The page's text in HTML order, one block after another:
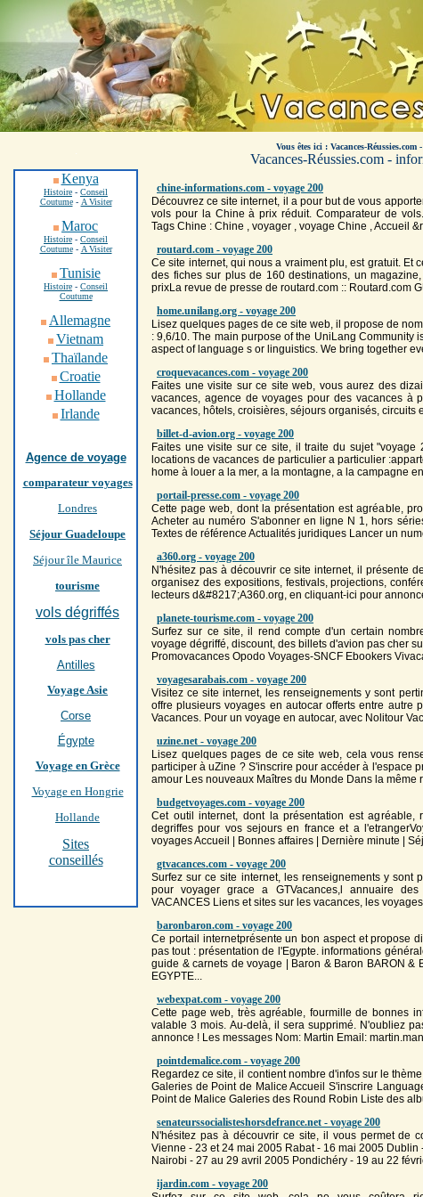
.
Kenya
Histoire - Conseil
Coutume - A Visiter
Maroc
Histoire - Conseil
Coutume- A Visiter
Tunisie
Histoire - Conseil
Coutume
Allemagne
Vietnam
Thaïlande
Croatie
Hollande
Irlande
Agence de voyage
comparateur voyages
Londres
Séjour Guadeloupe
Séjour île Maurice
tourisme
vols dégriffés
vols pas cher
Antilles
Voyage Asie
Corse
Égypte
Voyage en Grèce
Voyage en Hongrie
Hollande
Sites
conseillés
Vous êtes ici : Vacances-
Vacances-Réussies.com -
chine-informations.com - voyage 200
Découvrez ce site internet, il a pour but de vous
vols pour la Chine à prix réduit. Comparateur de
Tags Chine : Chine , voyager , voyage Chine , Accueil
routard.com - voyage 200
Ce site internet, qui nous a vraiment plu, est gratuit. Et
des fiches sur plus de 160 destinations, un
prixLa revue de presse de routard.com :: Routard.com
home.unilang.org - voyage 200
Lisez quelques pages de ce site web, il propose de
: 9,6/10. The main purpose of the UniLang Community
aspect of language s or linguistics. We bring together
croquevacances.com - voyage 200
Faites une visite sur ce site web, vous aurez des
vacances, agence devoyages pour des vacances à
vacances, hôtels, croisières, séjours organisés, circuits
billet-d-avion.org - voyage 200
Faites une visite sur ce site, il traite du sujet "voyage
locations de vacances de particulier a particulier
home à louer a la mer, a la montagne, a la campagne
portail-presse.com - voyage 200
Cette page web, dont la présentation est agréable,
Acheter au numéro S'abonner en ligne N 1, hors
Textes de référence Actualités juridiques Lancer un
a360.org - voyage 200
N'hésitez pas à découvrir ce site internet, il présente
organisez des expositions, festivals, projections,
lecteurs d&#8217;A360.org, en cliquant-ici pour
planete-tourisme.com - voyage 200
Surfez sur ce site, il rend compte d'un certain
voyage dégriffé, discount, des billets d'avion pas cher
Promovacances Opodo Voyages-SNCF Ebookers
voyagesarabais.com - voyage 200
Visitez ce site internet, les renseignements y sont
offre plusieursvoyages en autocar offerts entre autre
Vacances. Pour un voyage en autocar, avec Nolitour
uzine.net - voyage 200
Lisez quelques pages de ce site web, cela vous
participer à uZine ? S'inscrire pour accéder à l'espace
amour Les nouveaux Maîtres du Monde Dans la même
budgetvoyages.com - voyage 200
Cet outil internet, dont la présentation est agréable,
degriffes pour vos sejours en france et a
voyages Accueil | Bonnes affaires | Dernière minute |
gtvacances.com - voyage 200
Surfez sur ce site internet, les renseignements y sont
pourvoyager grace a GTVacances,l annuaire
VACANCES Liens et sites sur les vacances, les voyage
baronbaron.com - voyage 200
Ce portail internetprésente un bon aspect et propose
pas tout : présentation de l'Egypte. informations
guide & carnets de voyage | Baron & Baron BARON &
EGYPTE...
webexpat.com - voyage 200
Cette page web, très agréable, fourmille de bonnes
valable 3 mois. Au-delà, il sera supprimé. N'oubliez
annonce ! Les messages Nom: Martin Email:
pointdemalice.com - voyage 200
Regardez ce site, il contient nombre d'infos sur le
Galeries de Point de Malice Accueil S'inscrire
Point de Malice Galeries des Round Robin Liste des
senateurssocialisteshorsdefrance.net - voyage 200
N'hésitez pas à découvrir ce site, il vous permet de
Vienne - 23 et 24 mai 2005 Rabat - 16 mai 2005 Dublin
Nairobi - 27 au 29 avril 2005 Pondichéry - 19 au 22
ijardin.com - voyage 200